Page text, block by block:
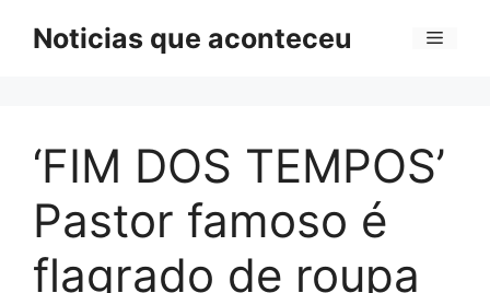
Noticias que aconteceu Menu
‘FIM DOS TEMPOS’
Pastor famoso é
flagrado de roupa